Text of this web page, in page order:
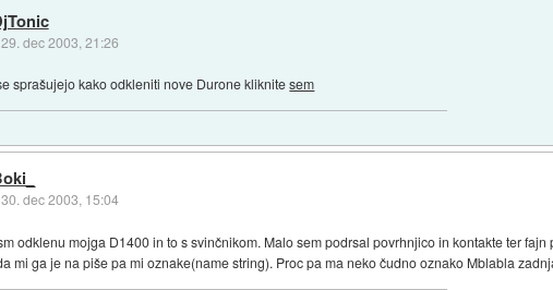
29. dec 2003, 21:26
sprašujejo kako odkleniti nove Durone kliknitesem
30. dec 2003, 15:04
odklenu mojga D1400 in to s svinčnikom. Malo sem podrsal povrhnjico in kontakte ter
mi ga je na piše pa mi oznake(name string). Proc pa ma neko čudno oznako Mblabla